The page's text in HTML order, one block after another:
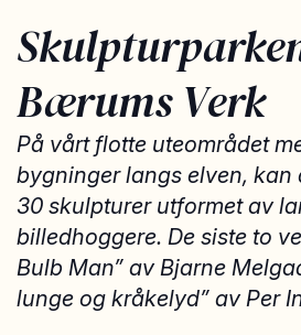
Bærums Verk
På vårt flotte uteområdet
bygninger langs elven, kan
30 skulpturer utformet av
billedhoggere. De siste to
Bulb Man” av Bjarne
lunge og kråkelyd” av Per